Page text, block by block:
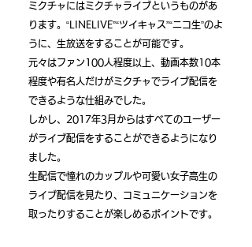
ミクチャにはミクチャライブというものがあ
ります。“LINELIVE​”“ツイキャス”“ニコ生”のよ
うに、生放送をすることが可能です。
​元々はファン100人程度以上、動画本数10本
程度や有名人だけがミクチャでライブ配信を
できるような仕組みでした。
しかし、2017年3月からはすべてのユーザー
がライブ配信をすることができるようになり
ました。
​生配信で憧れのカップルや可愛い女子高生の
ライブ配信を見たり、コミュニケーションを
取ったりすることが楽しめるポイントです。